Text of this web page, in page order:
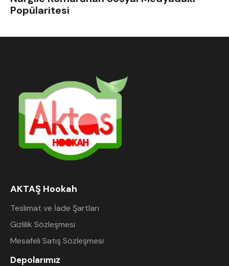
Popülaritesi
AKTAŞ Hookah
Teslimat ve İade Şartları
Gizlilik Sözleşmesi
Mesafeli Satış Sözleşmesi
Depolarımız